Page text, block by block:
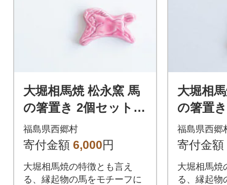
大堀相馬焼 松永窯 馬
の箸置き 2個セット
(ピンク)
福島県西郷村
寄付金額 6,000円
大堀相馬焼の特徴とも言え
る、縁起物の馬をモチーフに
大堀相
の箸置
(イエロ
福島県西郷
寄付金額
大堀相馬焼
る、縁起物